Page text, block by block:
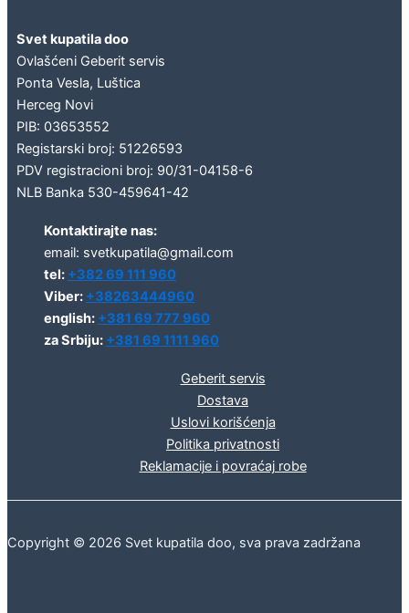
Svet kupatila doo
Ovlašćeni Geberit servis
Ponta Vesla, Luštica
Herceg Novi
PIB: 03653552
Registarski broj: 51226593
PDV registracioni broj: 90/31-04158-6
NLB Banka 530-459641-42
Kontaktirajte nas:
email: svetkupatila@gmail.com
tel: +382 69 111 960
Viber: +38263444960
english: +381 69 777 960
za Srbiju: +381 69 1111 960
Geberit servis
Dostava
Uslovi korišćenja
Politika privatnosti
Reklamacije i povraćaj robe
Copyright © 2026 Svet kupatila doo, sva prava zadržana